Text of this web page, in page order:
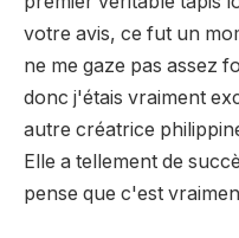
votre avis, ce fut un
ne me gaze pas assez
donc j'étais vraiment
autre créatrice
Elle a tellement de
pense que c'est